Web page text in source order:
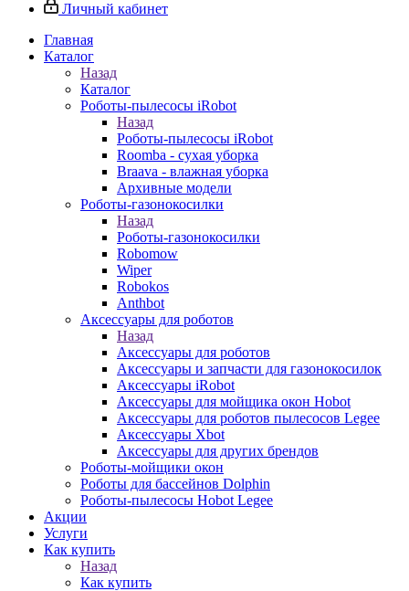
Личный кабинет
Главная
Каталог
Назад
Каталог
Роботы-пылесосы iRobot
Назад
Роботы-пылесосы iRobot
Roomba - сухая уборка
Braava - влажная уборка
Архивные модели
Роботы-газонокосилки
Назад
Роботы-газонокосилки
Robomow
Wiper
Robokos
Anthbot
Аксессуары для роботов
Назад
Аксессуары для роботов
Аксессуары и запчасти для газонокосилок
Аксессуары iRobot
Аксессуары для мойщика окон Hobot
Аксессуары для роботов пылесосов Legee
Аксессуары Xbot
Аксессуары для других брендов
Роботы-мойщики окон
Роботы для бассейнов Dolphin
Роботы-пылесосы Hobot Legee
Акции
Услуги
Как купить
Назад
Как купить